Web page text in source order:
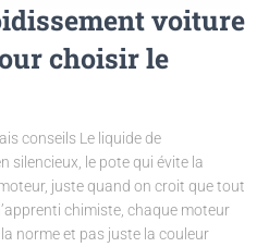
voiture
choisir le
conseils Le liquide de
silencieux, le pote qui évite la
juste quand on croit que tout
chimiste, chaque moteur
norme et pas juste la couleur